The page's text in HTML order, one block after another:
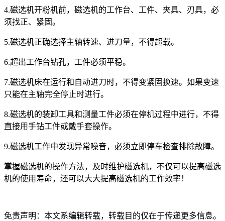
4.磁选机开粉机前，磁选机的工作台、工件、夹具、刃具，必
须找正、紧固。
5.磁选机正确选择主轴转速、进刀量，不得超载。
6.超出工作台钻孔，工件必须平稳。
7.磁选机床在运行和自动进刀时，不得变紧固换速。如果变速
只能在主轴完全停止时进行。
8.磁选机的装卸工具和测量工件必须在停机过程中进行，不得
直接用手钻工件或戴手套操作。
9.磁选机工作中发现异常噪音，必须立即停车检查排除故障。
掌握磁选机的操作方法，及时维护磁选机，不仅可以提高磁选
机的使用寿命，还可以大大提高磁选机的工作效率！
免责声明：本文系编辑转载，转载目的仅在于传递更多信息。